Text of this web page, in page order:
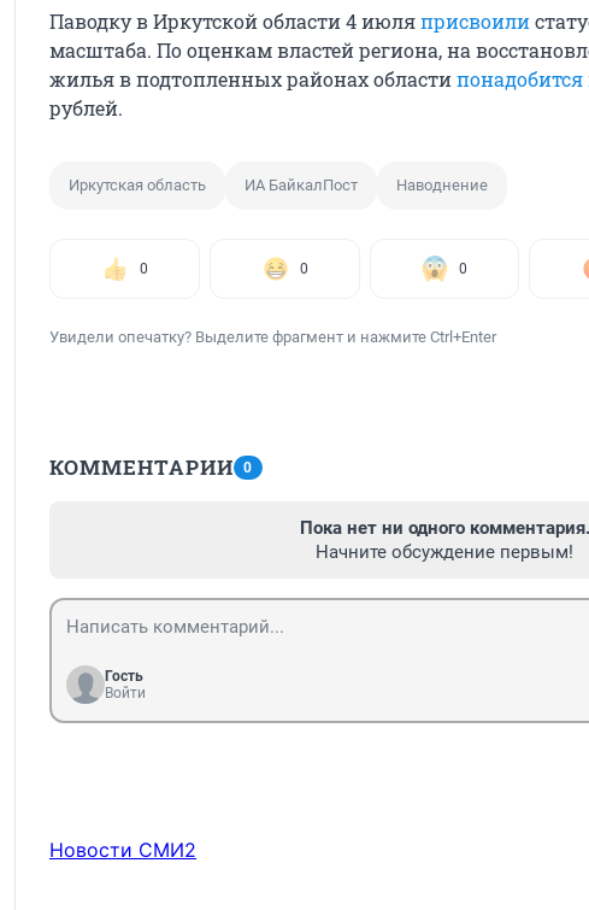
Паводку в Иркутской области 4 июляприсвоили
масштаба. По оценкам властей региона, на
жилья в подтопленных районах областипонадобится
рублей.
Иркутская область ИА БайкалПост Наводнение
0 0 0
Увидели опечатку? Выделите фрагмент и нажмите Ctrl+Enter
КОММЕНТАРИИ 0
Пока нет ни одного комментария.
Начните обсуждение первым!
Гость
Войти
Новости СМИ2